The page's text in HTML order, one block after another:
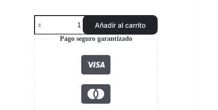
Camisa
Abelia
Manga
Larga
Hombre
Taupe
cantidad
Añadir al carrito
Pago seguro garantizado